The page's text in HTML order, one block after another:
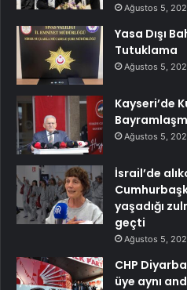
Ağustos 5,
Yasa Dışı
Tutuklama
Ağustos 5,
Kayseri’de
Ağustos 5,
İsrail’de
yaşadığı
geçti
Ağustos 5,
CHP
üye aynı